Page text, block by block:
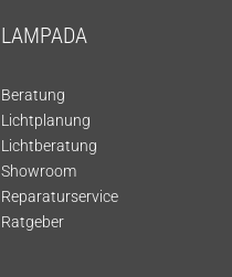
LAMPADA
Beratung
Lichtplanung
Lichtberatung
Showroom
Reparaturservice
Ratgeber